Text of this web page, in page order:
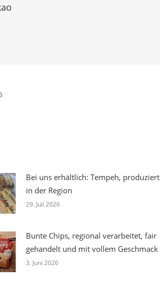
Bei uns erhältlich: Tempeh, produziert
in der Region
29. Juli 2026
Bunte Chips, regional verarbeitet, fair
gehandelt und mit vollem Geschmack
3. Juni 2026